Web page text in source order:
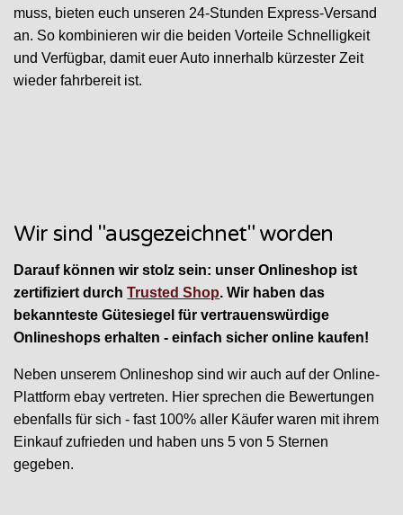
muss, bieten euch unseren 24-Stunden Express-Versand
an. So kombinieren wir die beiden Vorteile Schnelligkeit
und Verfügbar, damit euer Auto innerhalb kürzester Zeit
wieder fahrbereit ist.
Wir sind "ausgezeichnet" worden
Darauf können wir stolz sein: unser Onlineshop ist
zertifiziert durchTrusted Shop. Wir haben das
bekannteste Gütesiegel für vertrauenswürdige
Onlineshops erhalten - einfach sicher online kaufen!
Neben unserem Onlineshop sind wir auch auf der Online-
Plattform ebay vertreten. Hier sprechen die Bewertungen
ebenfalls für sich - fast 100% aller Käufer waren mit ihrem
Einkauf zufrieden und haben uns 5 von 5 Sternen
gegeben.